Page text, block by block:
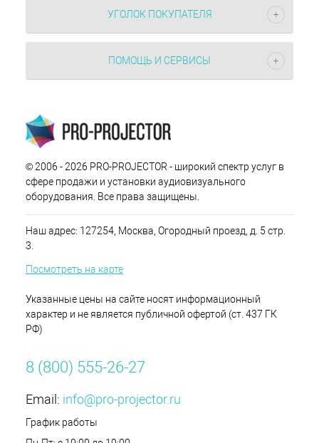
УГОЛОК ПОКУПАТЕЛЯ
ПОМОЩЬ И СЕРВИСЫ
© 2006 - 2026 PRO-PROJECTOR - широкий спектр услуг в
сфере продажи и установки аудиовизуального
оборудования. Все права защищены.
Наш адрес: 127254, Москва, Огородный проезд, д. 5 стр.
3.
Посмотреть на карте
Указанные цены на сайте носят информационный
характер и не является публичной офертой (ст. 437 ГК
РФ)
8 (800) 555-26-27
Email: info@pro-projector.ru
График работы